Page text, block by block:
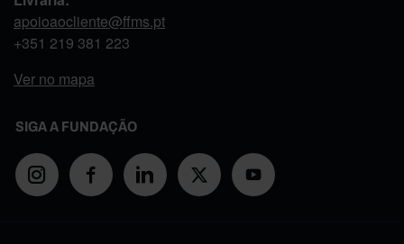
apoioaocliente@ffms.pt
+351 219 381 223
Ver no mapa
SIGA A FUNDAÇÃO